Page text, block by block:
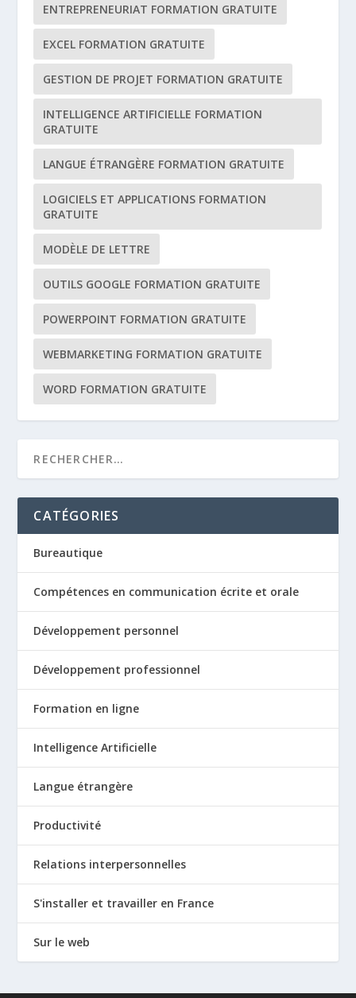
ENTREPRENEURIAT FORMATION GRATUITE
EXCEL FORMATION GRATUITE
GESTION DE PROJET FORMATION GRATUITE
INTELLIGENCE ARTIFICIELLE FORMATION
GRATUITE
LANGUE ÉTRANGÈRE FORMATION GRATUITE
LOGICIELS ET APPLICATIONS FORMATION
GRATUITE
MODÈLE DE LETTRE
OUTILS GOOGLE FORMATION GRATUITE
POWERPOINT FORMATION GRATUITE
WEBMARKETING FORMATION GRATUITE
WORD FORMATION GRATUITE
CATÉGORIES
Bureautique
Compétences en communication écrite et orale
Développement personnel
Développement professionnel
Formation en ligne
Intelligence Artificielle
Langue étrangère
Productivité
Relations interpersonnelles
S'installer et travailler en France
Sur le web